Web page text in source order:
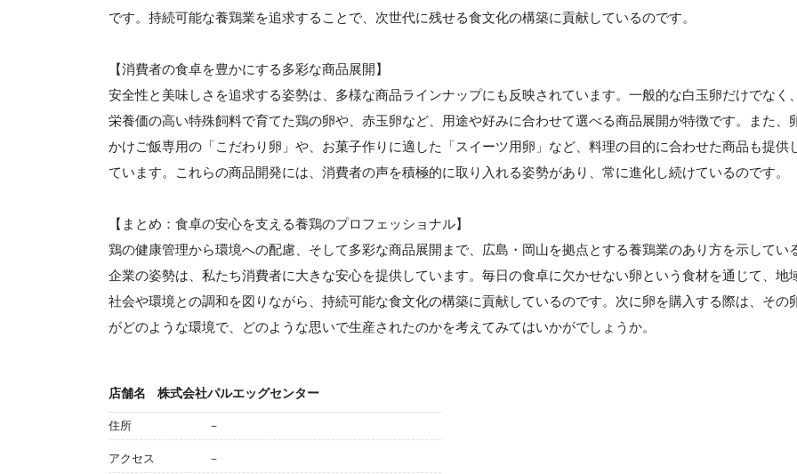
です。持続可能な養鶏業を追求することで、次世代に残せる食文化の構築に貢献しているのです。
【消費者の食卓を豊かにする多彩な商品展開】
安全性と美味しさを追求する姿勢は、多様な商品ラインナップにも反映されています。一般的な白玉卵だけでなく、
栄養価の高い特殊飼料で育てた鶏の卵や、赤玉卵など、用途や好みに合わせて選べる商品展開が特徴です。また、
かけご飯専用の「こだわり卵」や、お菓子作りに適した「スイーツ用卵」など、料理の目的に合わせた商品も提供
ています。これらの商品開発には、消費者の声を積極的に取り入れる姿勢があり、常に進化し続けているのです。
【まとめ：食卓の安心を支える養鶏のプロフェッショナル】
鶏の健康管理から環境への配慮、そして多彩な商品展開まで、広島・岡山を拠点とする養鶏業のあり方を示してい
企業の姿勢は、私たち消費者に大きな安心を提供しています。毎日の食卓に欠かせない卵という食材を通じて、地
社会や環境との調和を図りながら、持続可能な食文化の構築に貢献しているのです。次に卵を購入する際は、その
がどのような環境で、どのような思いで生産されたのかを考えてみてはいかがでしょうか。
店舗名 株式会社パルエッグセンター
住所 －
アクセス －